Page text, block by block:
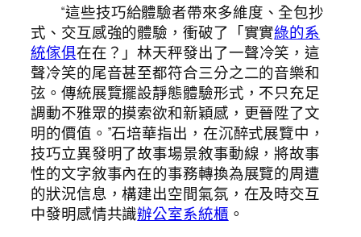
“這些技巧給體驗者帶來多維度、全包抄
式、交互感強的體驗，衝破了「實實綠的系
統傢俱在在？」林天秤發出了一聲冷笑，這
聲冷笑的尾音甚至都符合三分之二的音樂和
弦。傳統展覽擺設靜態體驗形式，不只充足
調動不雅眾的摸索欲和新穎感，更晉陞了文
明的價值。”石培華指出，在沉醉式展覽中，
技巧立異發明了故事場景敘事動線，將故事
性的文字敘事內在的事務轉換為展覽的周遭
的狀況信息，構建出空間氣氛，在及時交互
中發明感情共識辦公室系統櫃 。